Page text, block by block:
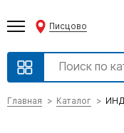
Писцово
Главная Каталог